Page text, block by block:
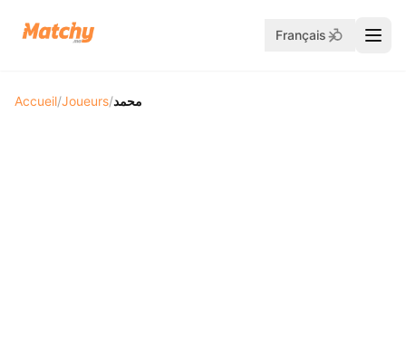
Français
Accueil/Joueurs/محمد